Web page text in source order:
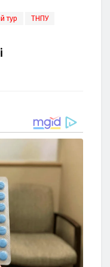
тур ТНПУ